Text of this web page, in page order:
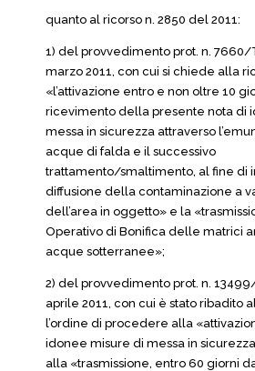
quanto al ricorso n. 2850 del 2011:
1) del provvedimento prot. n. 7660/
marzo 2011, con cui si chiede alla
«l’attivazione entro e non oltre 10
ricevimento della presente nota di
messa in sicurezza attraverso
acque di falda e il successivo
trattamento/smaltimento, al fine di
diffusione della contaminazione a
dell’area in oggetto» e la
Operativo di Bonifica delle matrici
acque sotterranee»;
2) del provvedimento prot. n.
aprile 2011, con cui è stato ribadito
l’ordine di procedere alla
idonee misure di messa in
alla «trasmissione, entro 60 giorni